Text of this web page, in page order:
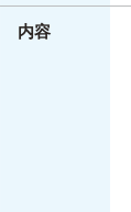
内容